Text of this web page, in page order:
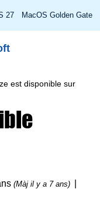
27 MacOS Golden Gate
est disponible sur
(Màj il y a 7 ans)